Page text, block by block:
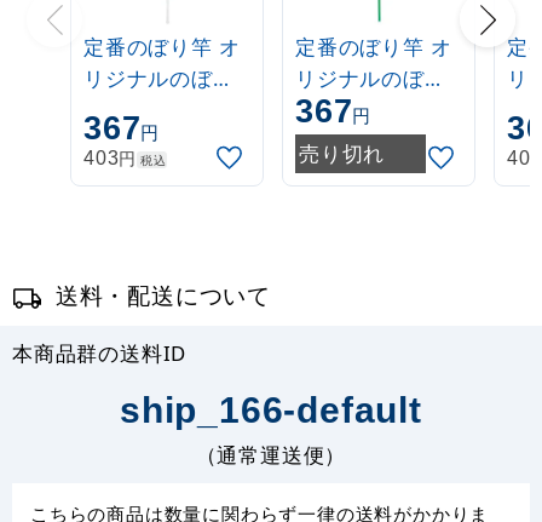
定番のぼり竿 オ
リジナルのぼり
ポール 1.6～3m
伸縮式 白
(30537***)
367円
403円 税込
定番のぼり竿 オ
リジナルのぼり
ポール 1.6～3m
伸縮式 緑
(30537GRN)
367円
売り切れ
定
リ
ポ
伸
403
送料・配送について
本商品群の送料ID
ship_166-default
（通常運送便）
こちらの商品は数量に関わらず一律の送料がかかりま